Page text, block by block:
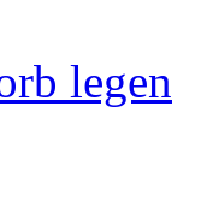
legen